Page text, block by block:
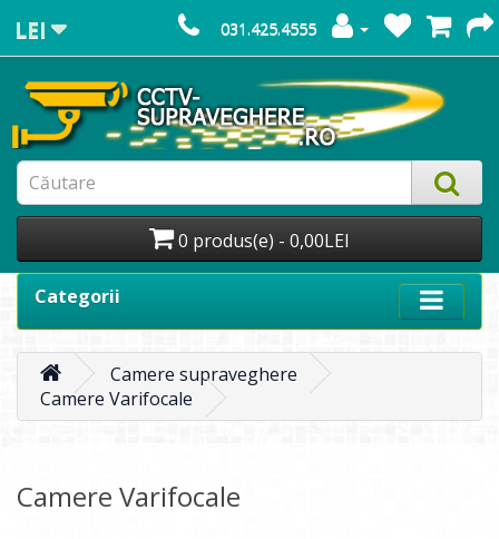
LEI 031.425.4555
0 produs(e) - 0,00LEI
Categorii
Camere supraveghere
Camere Varifocale
Camere Varifocale